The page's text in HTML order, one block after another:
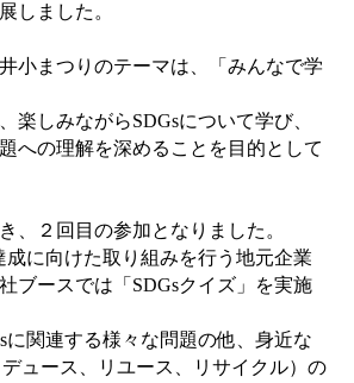
しました。
小まつりのテーマは、「みんなで学
楽しみながらSDGsについて学び、
への理解を深めることを目的として
、２回目の参加となりました。
成に向けた取り組みを行う地元企業
ブースでは「SDGsクイズ」を実施
に関連する様々な問題の他、身近な
ュース、リユース、リサイクル）の